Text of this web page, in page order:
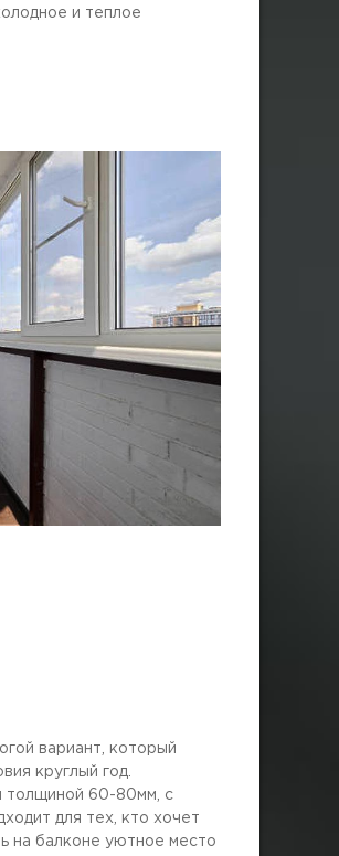
и теплое
вариант, который
круглый год.
толщиной 60-80мм, с
для тех, кто хочет
на балконе уютное место